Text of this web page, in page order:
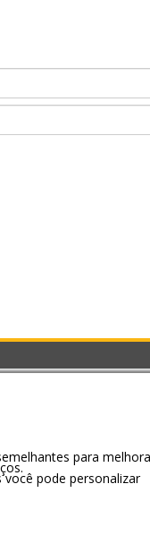
para
pode personalizar